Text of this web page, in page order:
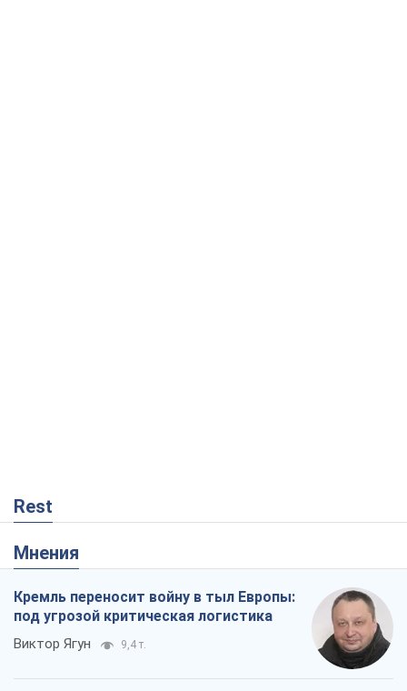
Rest
Мнения
Кремль переносит войну в тыл Европы:
под угрозой критическая логистика
Виктор Ягун 9,4 т.